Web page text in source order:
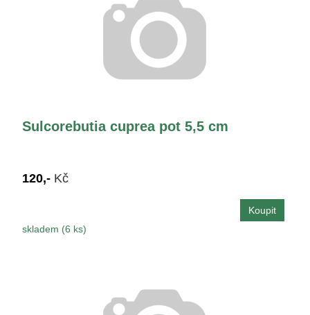
Sulcorebutia cuprea pot 5,5 cm
120,- Kč
skladem (6 ks)